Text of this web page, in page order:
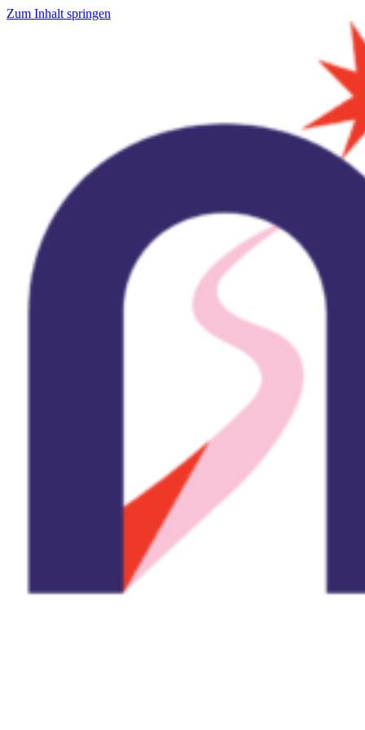
Zum Inhalt springen